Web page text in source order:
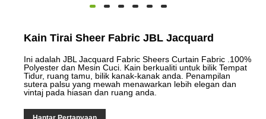
Kain Tirai Sheer Fabric JBL Jacquard
Ini adalah JBL Jacquard Fabric Sheers Curtain Fabric .100%
Polyester dan Mesin Cuci. Kain berkualiti untuk bilik Tempat
Tidur, ruang tamu, bilik kanak-kanak anda. Penampilan
sutera palsu yang mewah menawarkan lebih elegan dan
vintaj pada hiasan dan ruang anda.